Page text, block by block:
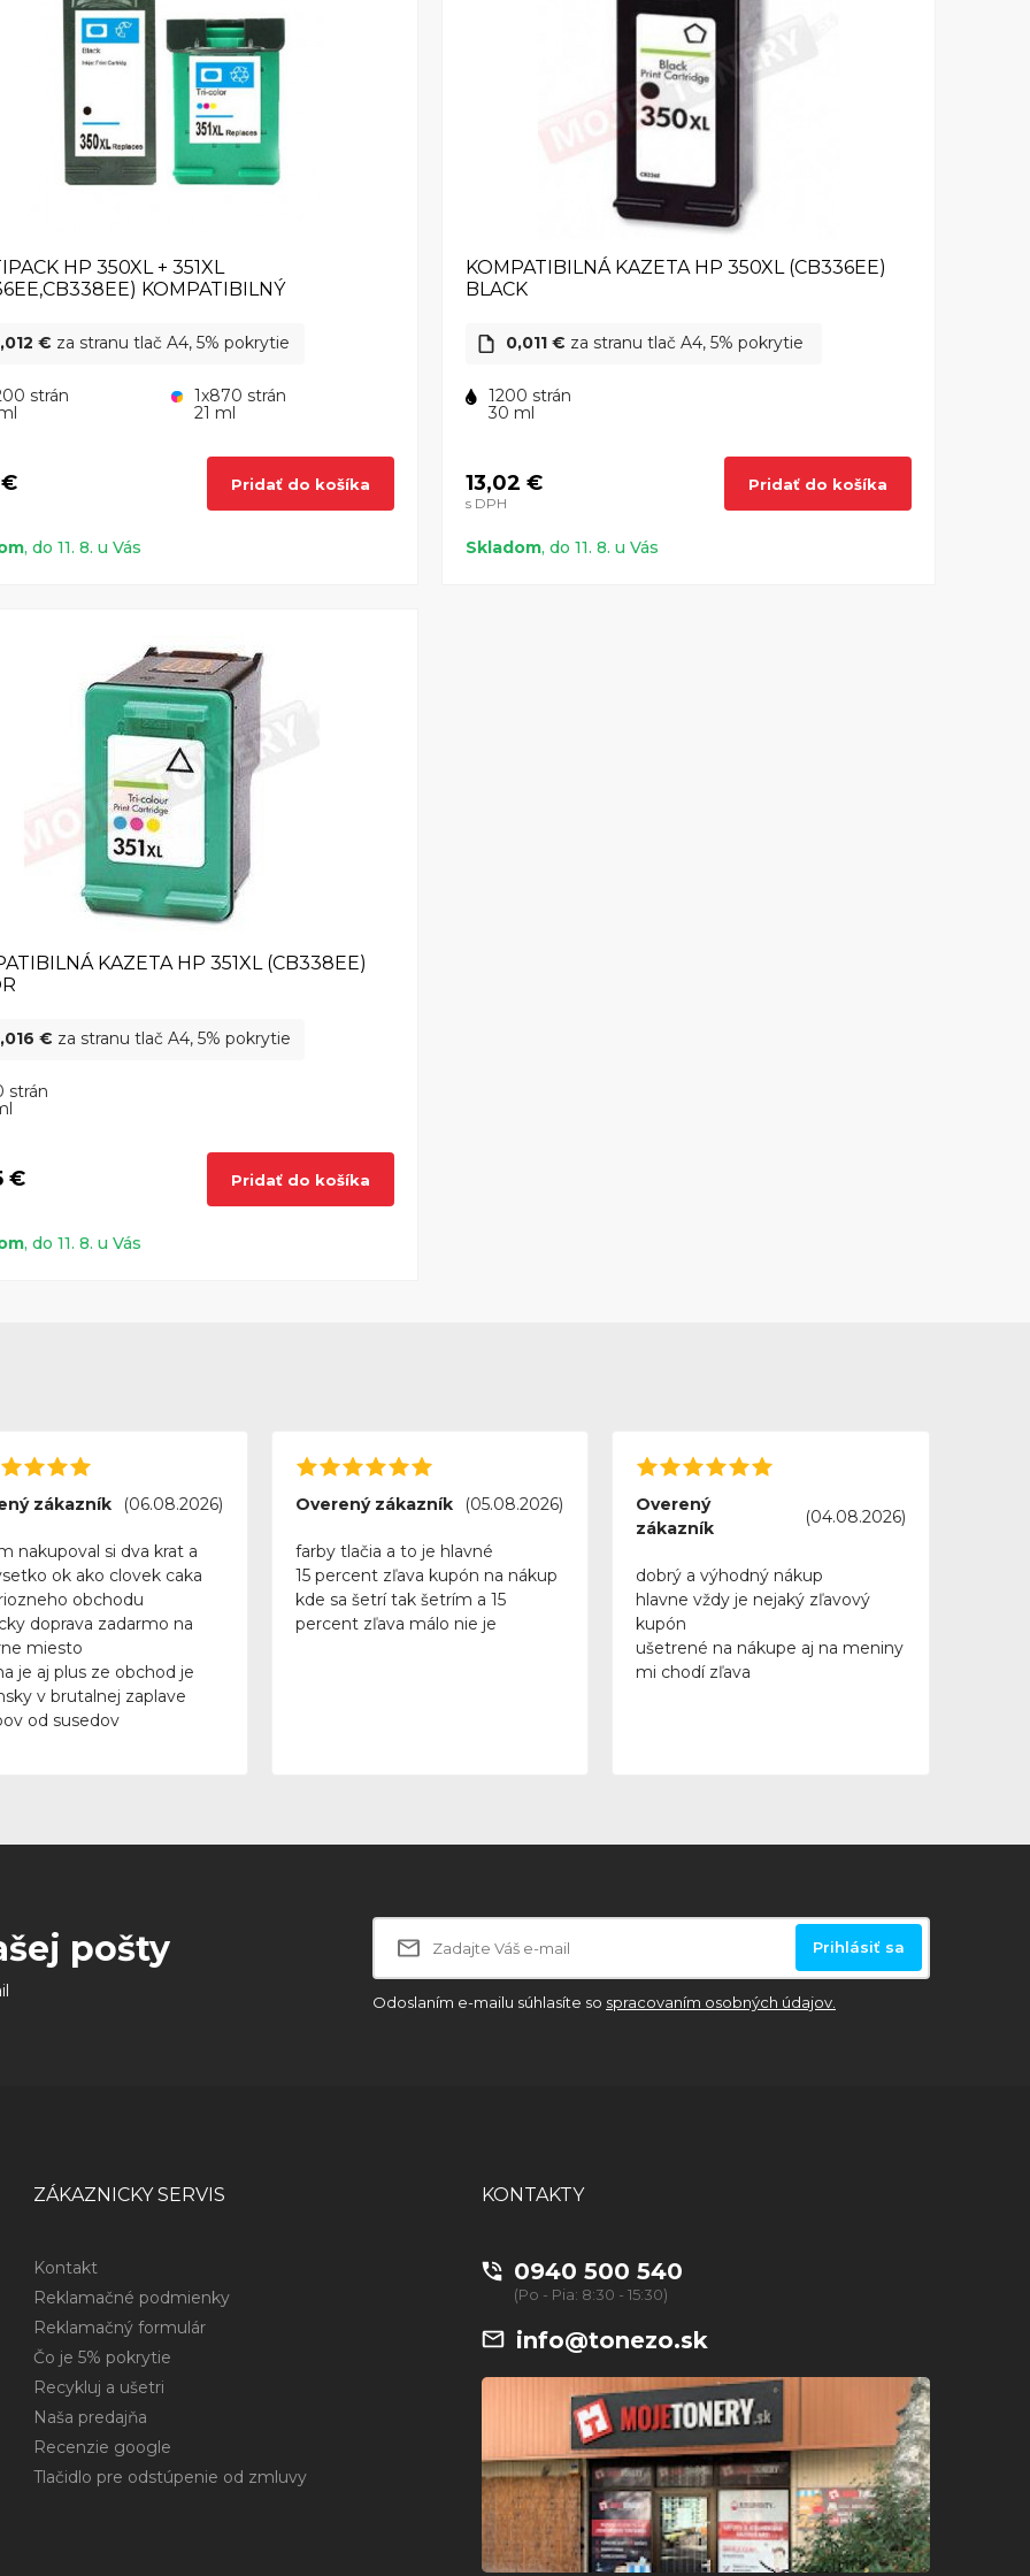
HP 350XL + 351XL
KOMPATIBILNÝ
€ za stranu tlač A4, 5% pokrytie
strán
1x870 strán
21 ml
€ Pridať do košíka
, do 11. 8. u Vás
KOMPATIBILNÁ KAZETA HP 350XL (CB336EE)
BLACK
0,011 € za stranu tlač A4, 5% pokrytie
1200 strán
30 ml
13,02 €
s DPH
Pridať do košíka
Skladom, do 11. 8. u Vás
KAZETA HP 351XL (CB338EE)
€ za stranu tlač A4, 5% pokrytie
strán
€ Pridať do košíka
, do 11. 8. u Vás
zákazník (06.08.2026)
nakupoval si dva krat a
ok ako clovek caka
obchodu
doprava zadarmo na
miesto
je aj plus ze obchod je
v brutalnej zaplave
od susedov
Overený zákazník (05.08.2026)
farby tlačia a to je hlavné
15 percent zľava kupón na nákup
kde sa šetrí tak šetrím a 15
percent zľava málo nie je
Overený
zákazník
(04.08.2026)
dobrý a výhodný nákup
hlavne vždy je nejaký zľavový
kupón
ušetrené na nákupe aj na meniny
mi chodí zľava
pošty Prihlásiť sa
Odoslaním e-mailu súhlasíte so spracovaním osobných údajov.
ZÁKAZNICKY SERVIS
Kontakt
Reklamačné podmienky
Reklamačný formulár
Čo je 5% pokrytie
Recykluj a ušetri
Naša predajňa
Recenzie google
Tlačidlo pre odstúpenie od zmluvy
KONTAKTY
0940 500 540
(Po - Pia: 8:30 - 15:30)
info@tonezo.sk